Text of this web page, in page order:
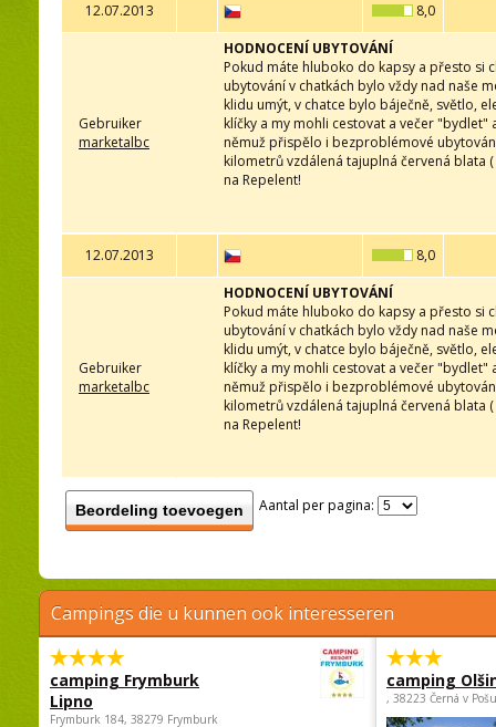
12.07.2013 8,0
Gebruiker
marketalbc
HODNOCENÍ UBYTOVÁNÍ
Pokud máte hluboko do kapsy a přesto si
ubytování v chatkách bylo vždy nad naše
klidu umýt, v chatce bylo báječně, světlo,
klíčky a my mohli cestovat a večer "bydlet"
němuž přispělo i bezproblémové
kilometrů vzdálená tajuplná červená blata
na Repelent!
12.07.2013 8,0
Gebruiker
marketalbc
HODNOCENÍ UBYTOVÁNÍ
Pokud máte hluboko do kapsy a přesto si
ubytování v chatkách bylo vždy nad naše
klidu umýt, v chatce bylo báječně, světlo,
klíčky a my mohli cestovat a večer "bydlet"
němuž přispělo i bezproblémové
kilometrů vzdálená tajuplná červená blata
na Repelent!
Beordeling toevoegen Aantal per pagina:
Campings die u kunnen ook interesseren
camping Frymburk
Lipno
Frymburk 184, 38279 Frymburk
camping
, 38223 Černá v